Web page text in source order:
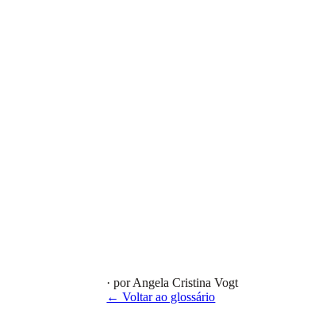
· por Angela Cristina Vogt
← Voltar ao glossário